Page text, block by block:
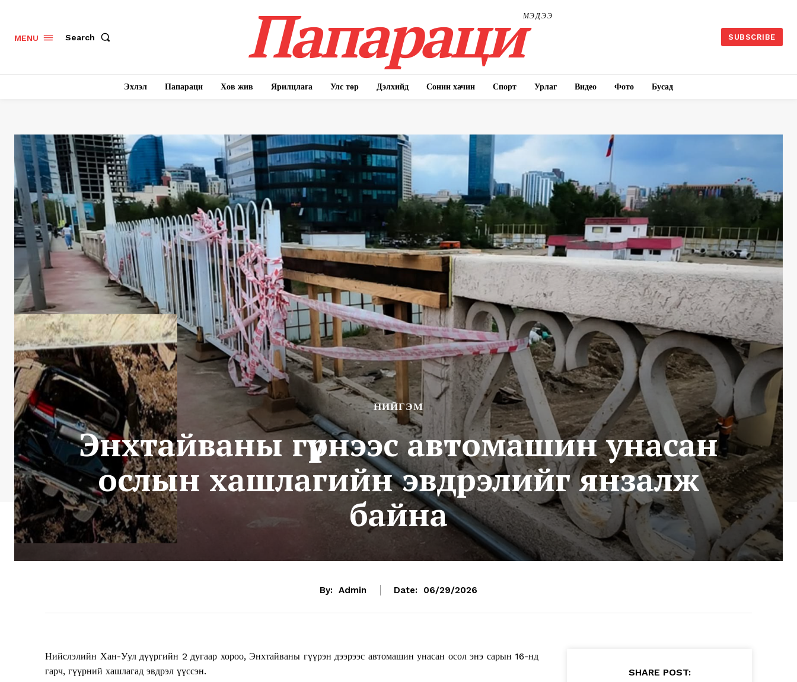
MENU Search ПапарациМЭДЭЭ
SUBSCRIBE
Эхлэл Папараци Хов жив Ярилцлага Улс төр Дэлхийд Сонин хачин Спорт Урлаг Видео Фото Бусад
НИЙГЭМ
Энхтайваны гүүрнээс автомашин унасан
ослын хашлагийн эвдрэлийг янзалж
байна
By: Admin Date: 06/29/2026
Нийслэлийн Хан-Уул дүүргийн 2 дугаар хороо, Энхтайваны гүүрэн дээрээс автомашин унасан осол энэ сарын 16-нд
гарч, гүүрний хашлагад эвдрэл үүссэн.
SHARE POST: